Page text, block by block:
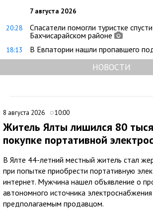
7 августа 2026
20:28
Спасатели помогли туристке
Бахчисарайском районе
18:13 В Евпатории нашли пропавшего
НОВОСТИ
8 августа 2026 10:00
Житель Ялты лишился 80
покупке портативной
В Ялте 44-летний местный житель стал
при попытке приобрести портативную
интернет. Мужчина нашел объявление о
автономного источника электроснабжения
предполагаемым продавцом.